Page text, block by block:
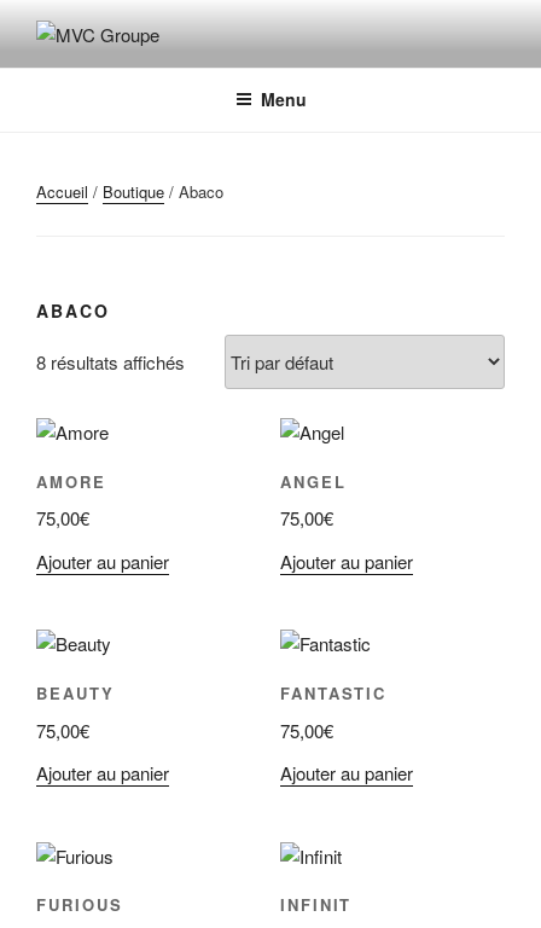
contenuMVC GROUPE
Maroquinerie – Valises – Chaussures
Menu
Accueil / Boutique / Abaco
ABACO
8 résultats affichés
AMORE
75,00€
Ajouter au panier
ANGEL
75,00€
Ajouter au panier
BEAUTY
75,00€
Ajouter au panier
FANTASTIC
75,00€
Ajouter au panier
FURIOUS INFINIT